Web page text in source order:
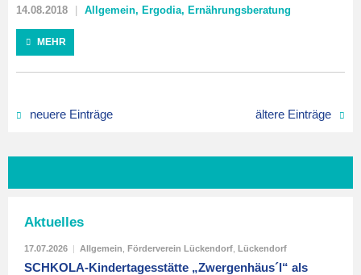
14.08.2018 Allgemein, Ergodia, Ernährungsberatung
MEHR
neuere Einträge ältere Einträge
Aktuelles
17.07.2026 | Allgemein Förderverein Lückendorf Lückendorf
SCHKOLA-Kindertagesstätte „Zwergenhäus´l“ als